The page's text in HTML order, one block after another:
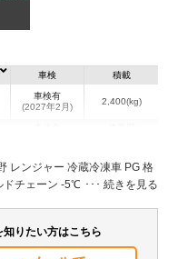
車検
車検有
(2027年2月)
積載
2,400(kg)
エアバッグ
集中ドアロック
レンジャー 冷蔵冷凍車 PG 格
ドチェーン -5℃中温設定 後輪
知りたい方はこちら